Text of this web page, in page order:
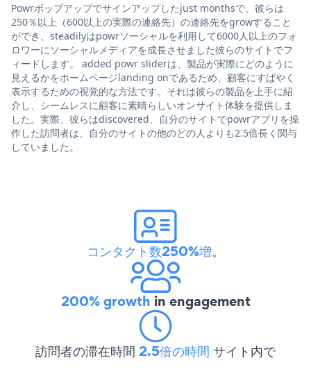
Powrポップアップでサインアップしたjust monthsで、彼らは
250％以上（600以上の実際の連絡先）の連絡先をgrowすること
ができ、steadilyはpowrソーシャルを利用して6000人以上のフォ
ロワーにソーシャルメディアを成長させました彼らのサイトでフ
ィードします。 added powr sliderは、製品が実際にどのように
見えるかをホームページlanding onであるため、顧客にすばやく
表示するための視覚的な方法です。それは彼らの製品を上手に紹
介し、シームレスに顧客に素晴らしいオンサイト体験を提供しま
した。実際、彼らはdiscovered、自分のサイトでpowrアプリを操
作した訪問者は、自分のサイトの他のどの人よりも2.5倍長く関与
していました。
コンタクト数250%増。
200% growth in engagement
訪問者の滞在時間 2.5倍の時間 サイト内で